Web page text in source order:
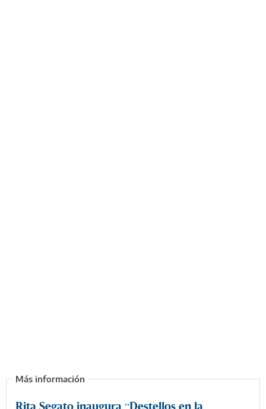
Rita Segato inaugura “Destellos en la